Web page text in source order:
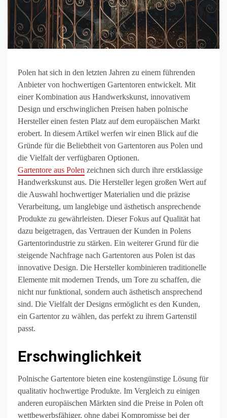
Polen hat sich in den letzten Jahren zu einem führenden
Anbieter von hochwertigen Gartentoren entwickelt. Mit
einer Kombination aus Handwerkskunst, innovativem
Design und erschwinglichen Preisen haben polnische
Hersteller einen festen Platz auf dem europäischen Markt
erobert. In diesem Artikel werfen wir einen Blick auf die
Gründe für die Beliebtheit von Gartentoren aus Polen und
die Vielfalt der verfügbaren Optionen.
Gartentore aus Polen zeichnen sich durch ihre erstklassige
Handwerkskunst aus. Die Hersteller legen großen Wert auf
die Auswahl hochwertiger Materialien und die präzise
Verarbeitung, um langlebige und ästhetisch ansprechende
Produkte zu gewährleisten. Dieser Fokus auf Qualität hat
dazu beigetragen, das Vertrauen der Kunden in Polens
Gartentorindustrie zu stärken. Ein weiterer Grund für die
steigende Nachfrage nach Gartentoren aus Polen ist das
innovative Design. Die Hersteller kombinieren traditionelle
Elemente mit modernen Trends, um Tore zu schaffen, die
nicht nur funktional, sondern auch ästhetisch ansprechend
sind. Die Vielfalt der Designs ermöglicht es den Kunden,
ein Gartentor zu wählen, das perfekt zu ihrem Gartenstil
passt.
Erschwinglichkeit
Polnische Gartentore bieten eine kostengünstige Lösung für
qualitativ hochwertige Produkte. Im Vergleich zu einigen
anderen europäischen Märkten sind die Preise in Polen oft
wettbewerbsfähiger, ohne dabei Kompromisse bei der